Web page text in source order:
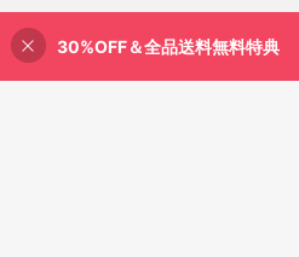
54% 割引！
30%OFF＆全品送料無料特典